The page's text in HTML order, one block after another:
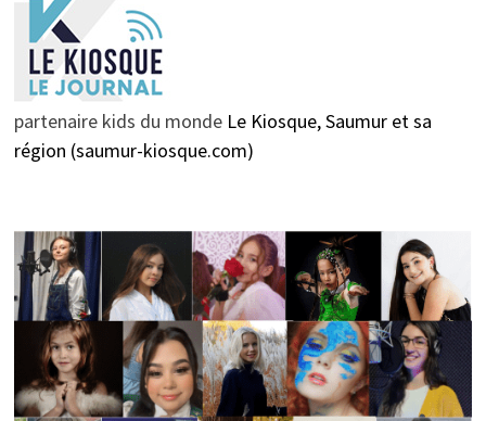
partenaire kids du monde Le Kiosque, Saumur et sa
région (saumur-kiosque.com)